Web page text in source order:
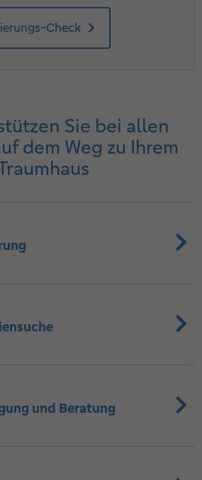
Check
Sie bei allen
dem Weg zu Ihrem
und Beratung